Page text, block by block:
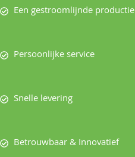
Een gestroomlijnde productie
Persoonlijke service
Snelle levering
Betrouwbaar & Innovatief